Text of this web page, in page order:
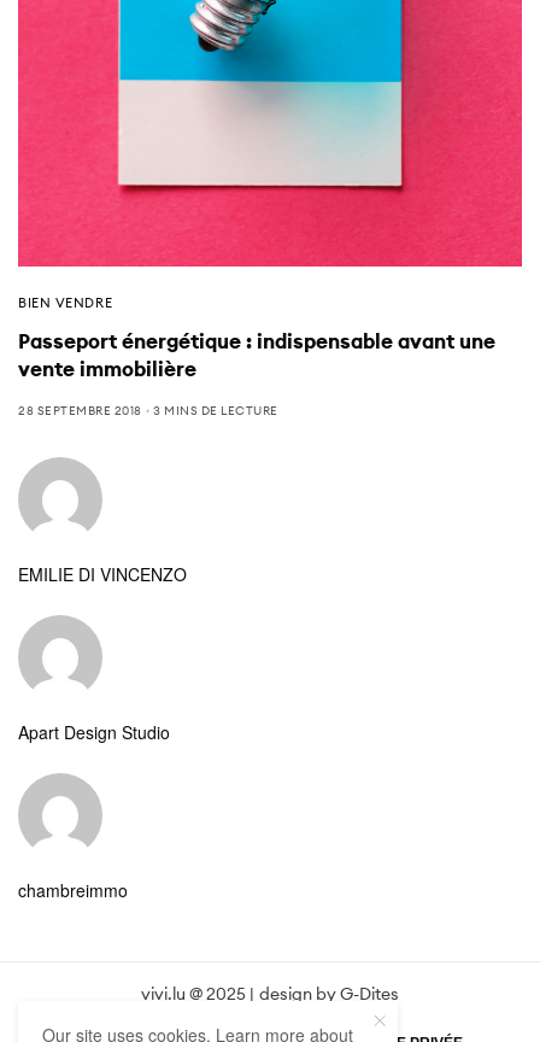
BIEN VENDRE
Passeport énergétique : indispensable avant une
vente immobilière
28 SEPTEMBRE 2018 3 MINS DE LECTURE
EMILIE DI VINCENZO
Apart Design Studio
chambreimmo
vivi.lu @ 2025 | design byG-Dites
Our site uses cookies. Learn more about